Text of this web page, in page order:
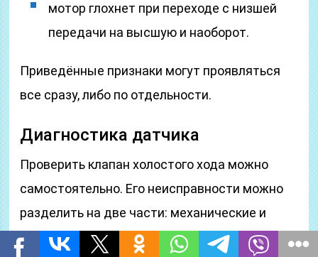
мотор глохнет при переходе с низшей
передачи на высшую и наоборот.
Приведённые признаки могут проявляться
все сразу, либо по отдельности.
Диагностика датчика
Проверить клапан холостого хода можно
самостоятельно. Его неисправности можно
разделить на две части: механические и
электрические. Есть несколько методов